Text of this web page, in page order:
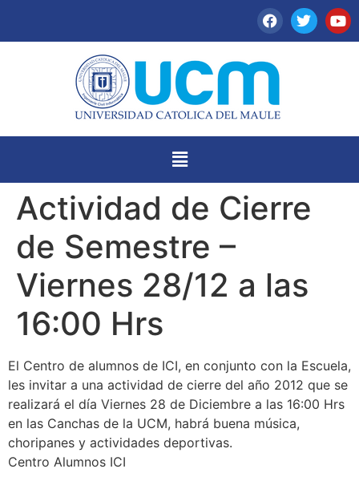
Actividad de Cierre
de Semestre –
Viernes 28/12 a las
16:00 Hrs
El Centro de alumnos de ICI, en conjunto con la Escuela,
les invitar a una actividad de cierre del año 2012 que se
realizará el día Viernes 28 de Diciembre a las 16:00 Hrs
en las Canchas de la UCM, habrá buena música,
choripanes y actividades deportivas.
Centro Alumnos ICI